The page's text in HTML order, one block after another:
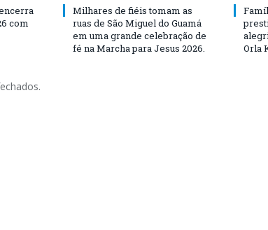
com
Milhares de fiéis tomam as
ruas de São Miguel do Guamá
em uma grande celebração de
fé na Marcha para Jesus 2026.
Orla